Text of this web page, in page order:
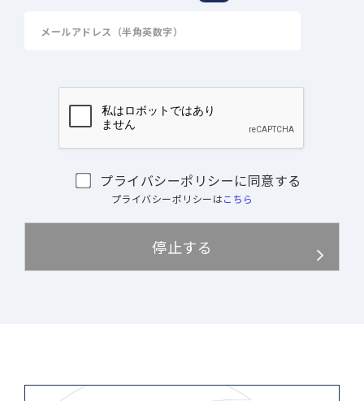
プライバシーポリシーに同意する
プライバシーポリシーはこちら